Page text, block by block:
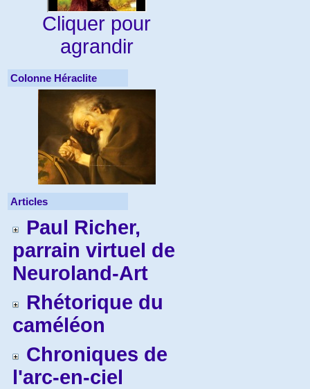
Cliquer pour
agrandir
Colonne Héraclite
Articles
Paul Richer,
parrain virtuel de
Neuroland-Art
Rhétorique du
caméléon
Chroniques de
l'arc-en-ciel